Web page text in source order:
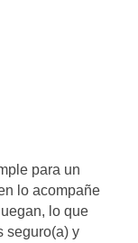
para un
lo acompañe
lo que
seguro(a) y